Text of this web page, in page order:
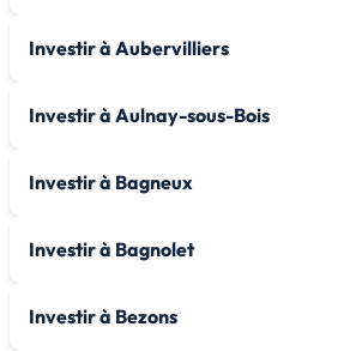
Investir à Aubervilliers
Investir à Aulnay-sous-Bois
Investir à Bagneux
Investir à Bagnolet
Investir à Bezons